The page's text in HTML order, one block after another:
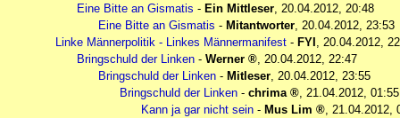
Eine Bitte an Gismatis - Ein Mittleser, 20.04.2012, 20:48
Eine Bitte an Gismatis - Mitantworter, 20.04.2012, 23:53
Linke Männerpolitik - Linkes Männermanifest - FYI , 20.04.2012,
Bringschuld der Linken - Werner , 20.04.2012, 22:47
Bringschuld der Linken - Mitleser, 20.04.2012, 23:55
Bringschuld der Linken - chrima , 21.04.2012, 01:55
Kann ja gar nicht sein - Mus Lim , 21.04.2012,